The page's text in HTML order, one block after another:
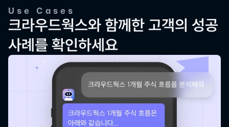
토큰 소모량, 서비스 사용량 등 기업이 AI 서비스를 효율적으로
운영하는데 필요한 다양한 데이터의 직관적인 모니터링과 관리
가 가능한 대시보드를 제공합니다.
Use Cases
크라우드웍스와 함께한 고객의 성공
사례를 확인하세요